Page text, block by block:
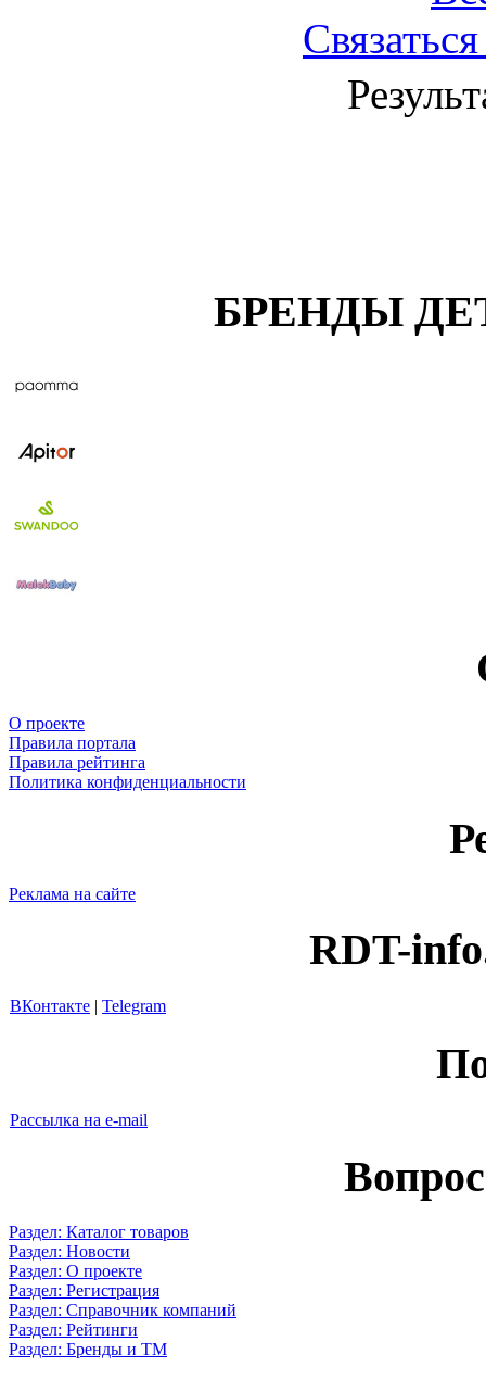
БРЕНДЫ
О проекте
Правила портала
Правила рейтинга
Политика конфиденциальности
Реклама на сайте
RDT-
ВКонтакте | Telegram
Рассылка на e-mail
Раздел: Каталог товаров
Раздел: Новости
Раздел: О проекте
Раздел: Регистрация
Раздел: Справочник компаний
Раздел: Рейтинги
Раздел: Бренды и ТМ